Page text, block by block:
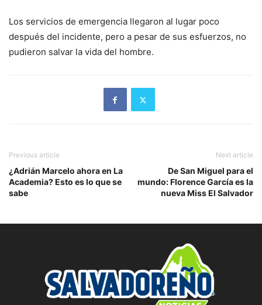
Los servicios de emergencia llegaron al lugar poco
después del incidente, pero a pesar de sus esfuerzos, no
pudieron salvar la vida del hombre.
Previous article
¿Adrián Marcelo ahora en La
Academia? Esto es lo que se
sabe
Next article
De San Miguel para el
mundo: Florence García es la
nueva Miss El Salvador